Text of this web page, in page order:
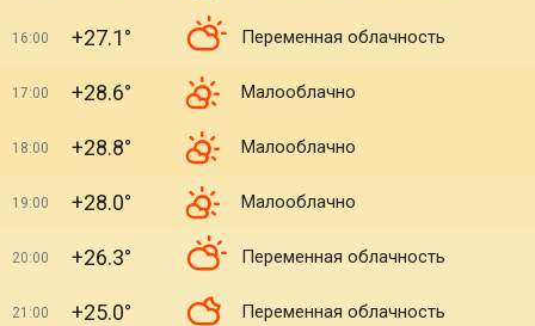
16:00 +27.1° Переменная облачность
17:00 +28.6° Малооблачно
18:00 +28.8° Малооблачно
19:00 +28.0° Малооблачно
20:00 +26.3° Переменная облачность
21:00 +25.0° Переменная облачность